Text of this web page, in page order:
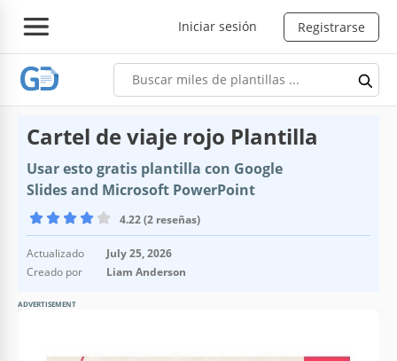
Iniciar sesión Registrarse
Cartel de viaje rojo Plantilla
Usar esto gratis plantilla con Google
Slides and Microsoft PowerPoint
4.22 (2 reseñas)
Actualizado
July 25, 2026
Creado por
Liam Anderson
ADVERTISEMENT